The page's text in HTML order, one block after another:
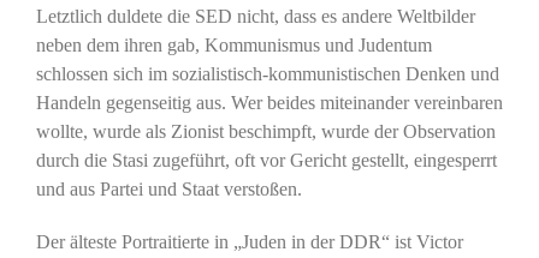
Letztlich duldete die SED nicht, dass es andere Weltbilder
neben dem ihren gab, Kommunismus und Judentum
schlossen sich im sozialistisch-kommunistischen Denken und
Handeln gegenseitig aus. Wer beides miteinander vereinbaren
wollte, wurde als Zionist beschimpft, wurde der Observation
durch die Stasi zugeführt, oft vor Gericht gestellt, eingesperrt
und aus Partei und Staat verstoßen.
Der älteste Portraitierte in „Juden in der DDR“ ist Victor